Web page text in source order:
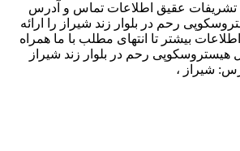
تشریفات عقیق اطلاعات تماس و آدرس
رحم در بلوار زند شیراز را ارائه
بیشتر تا انتهای مطلب با ما همراه
هیستروسکوپی رحم در بلوار زند شیراز
شیراز ،